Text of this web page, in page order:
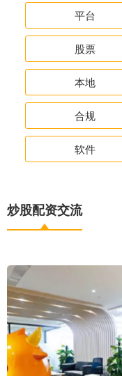
平台
股票
本地
合规
软件
炒股配资交流